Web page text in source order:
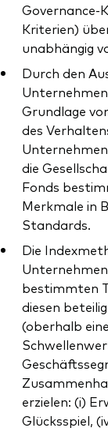
Governance-
Kriterien)
unabhängig
Durch den
Grundlage
des
die
Fonds
Merkmale in
Standards.
Die
bestimmten
diesen
(oberhalb
erzielen: (i)
Glücksspiel,